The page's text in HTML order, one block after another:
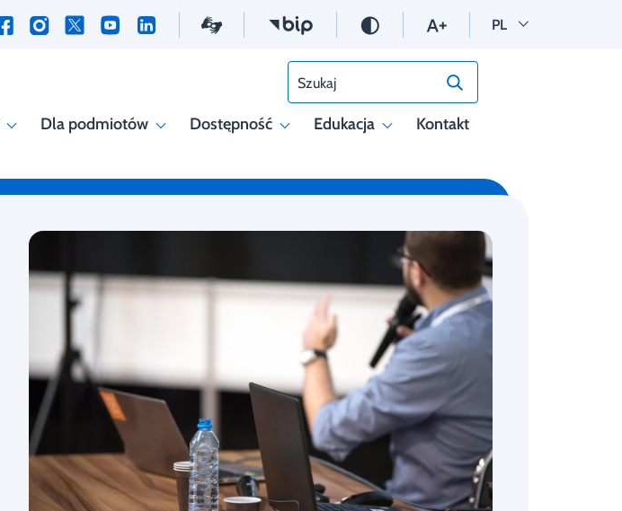
PL Wersja polska
Dla podmiotów Dostępność Edukacja Kontakt
Szukaj